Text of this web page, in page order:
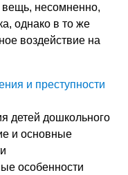
вещь, несомненно,
однако в то же
воздействие на
и преступности
детей дошкольного
и основные
особенности